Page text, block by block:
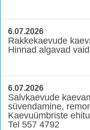
6.07.2026
Rakkekaevude
Hinnad algavad
6.07.2026
Salvkaevude
süvendamine,
Kaevuümbriste
Tel 557 4792